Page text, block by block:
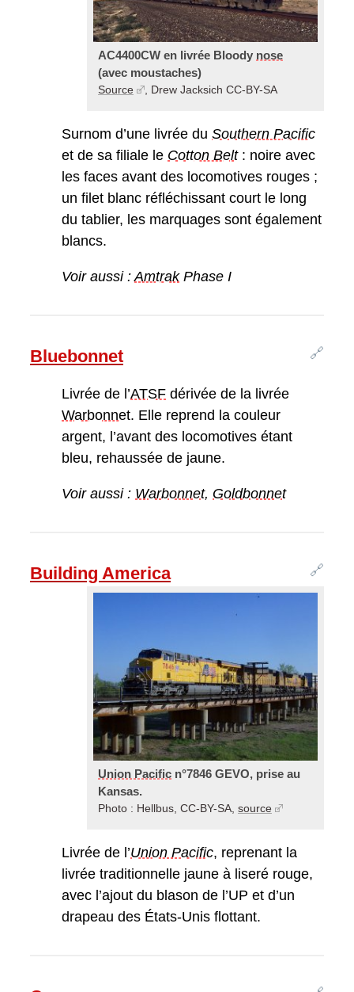
AC4400CW en livrée Bloody nose
(avec moustaches)
Source , Drew Jacksich CC-BY-SA
Surnom d’une livrée du Southern Pacific
et de sa filiale le Cotton Belt: noire avec
les faces avant des locomotives rouges ;
un filet blanc réfléchissant court le long
du tablier, les marquages sont également
blancs.
Voir aussi :AmtrakPhase I
🔗
Bluebonnet
Livrée de l’ATSF dérivée de la livrée
Warbonnet. Elle reprend la couleur
argent, l’avant des locomotives étant
bleu, rehaussée de jaune.
Voir aussi : Warbonnet, Goldbonnet
🔗
Building America
Union Pacific n°7846 GEVO, prise au
Kansas.
Photo : Hellbus, CC-BY-SA, source
Livrée de l’Union Pacific, reprenant la
livrée traditionnelle jaune à liseré rouge,
avec l’ajout du blason de l’UP et d’un
drapeau des États-Unis flottant.